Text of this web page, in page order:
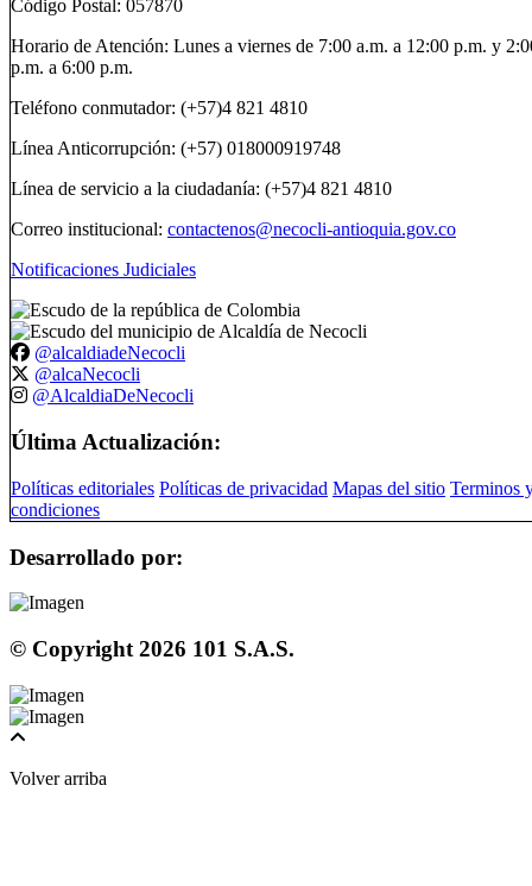
Código Postal: 057870
Horario de Atención: Lunes a viernes de 7:00 a.m. a 12:00 p.m. y
p.m. a 6:00 p.m.
Teléfono conmutador: (+57)4 821 4810
Línea Anticorrupción: (+57) 018000919748
Línea de servicio a la ciudadanía: (+57)4 821 4810
Correo institucional: contactenos@necocli-antioquia.gov.co
Notificaciones Judiciales
@alcaldiadeNecocli
@alcaNecocli
@AlcaldiaDeNecocli
Última Actualización:
Políticas editoriales Políticas de privacidad Mapas del sitio Terminos
condiciones
Desarrollado por:
© Copyright 2026 101 S.A.S.
Volver arriba